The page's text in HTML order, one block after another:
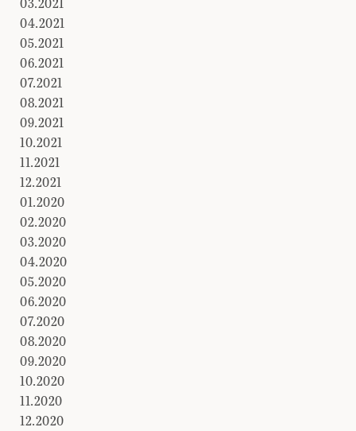
04.2021
05.2021
06.2021
07.2021
08.2021
09.2021
10.2021
11.2021
12.2021
01.2020
02.2020
03.2020
04.2020
05.2020
06.2020
07.2020
08.2020
09.2020
10.2020
11.2020
12.2020